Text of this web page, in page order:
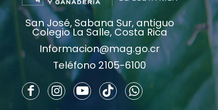
San José, Sabana Sur, antiguo
Colegio La Salle, Costa Rica
Informacion@mag.go.cr
Teléfono 2105-6100